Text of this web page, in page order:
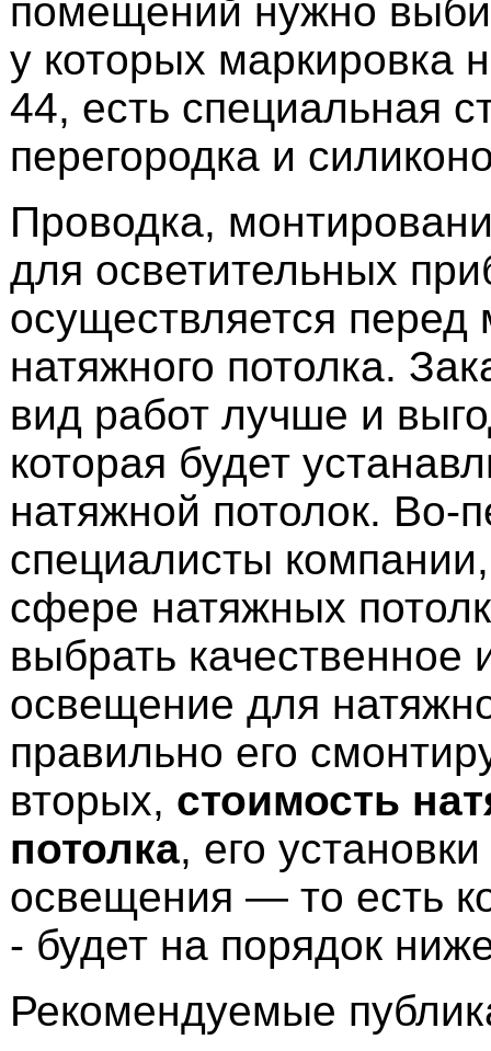
помещений нужно
у которых маркировка
44, есть специальная
перегородка и
Проводка,
для осветительных
осуществляется
натяжного потолка.
вид работ лучше и
которая будет
натяжной потолок. Во-
специалисты
сфере натяжных
выбрать качественное
освещение для
правильно его
вторых, стоимость
потолка, его
освещения — то есть
- будет на порядок
Рекомендуемые